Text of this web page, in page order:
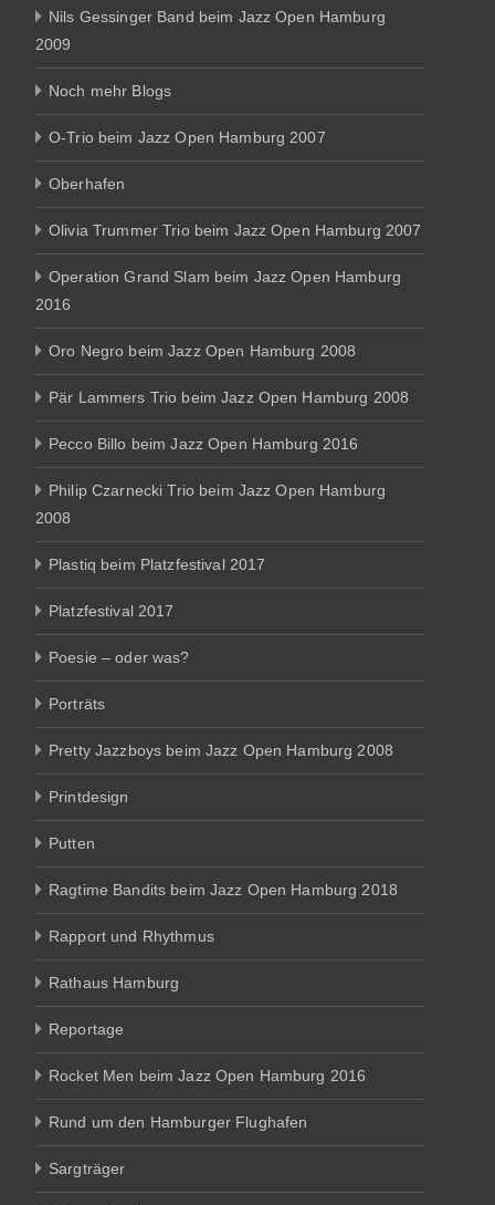
Nils Gessinger Band beim Jazz Open Hamburg
2009
Noch mehr Blogs
O-Trio beim Jazz Open Hamburg 2007
Oberhafen
Olivia Trummer Trio beim Jazz Open Hamburg 2007
Operation Grand Slam beim Jazz Open Hamburg
2016
Oro Negro beim Jazz Open Hamburg 2008
Pär Lammers Trio beim Jazz Open Hamburg 2008
Pecco Billo beim Jazz Open Hamburg 2016
Philip Czarnecki Trio beim Jazz Open Hamburg
2008
Plastiq beim Platzfestival 2017
Platzfestival 2017
Poesie – oder was?
Porträts
Pretty Jazzboys beim Jazz Open Hamburg 2008
Printdesign
Putten
Ragtime Bandits beim Jazz Open Hamburg 2018
Rapport und Rhythmus
Rathaus Hamburg
Reportage
Rocket Men beim Jazz Open Hamburg 2016
Rund um den Hamburger Flughafen
Sargträger